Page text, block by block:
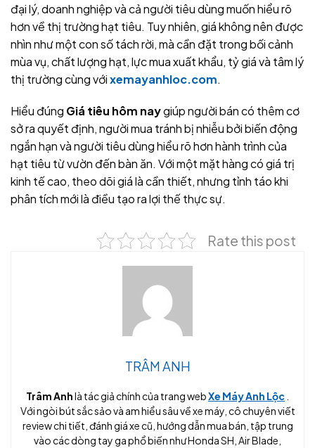
đại lý, doanh nghiệp và cả người tiêu dùng muốn hiểu rõ
hơn về thị trường hạt tiêu. Tuy nhiên, giá không nên được
nhìn như một con số tách rời, mà cần đặt trong bối cảnh
mùa vụ, chất lượng hạt, lực mua xuất khẩu, tỷ giá và tâm lý
thị trường cùng vớixemayanhloc.com.
Hiểu đúng Giá tiêu hôm naygiúp người bán có thêm cơ
sở ra quyết định, người mua tránh bị nhiễu bởi biến động
ngắn hạn và người tiêu dùng hiểu rõ hơn hành trình của
hạt tiêu từ vườn đến bàn ăn. Với một mặt hàng có giá trị
kinh tế cao, theo dõi giá là cần thiết, nhưng tỉnh táo khi
phân tích mới là điều tạo ra lợi thế thực sự.
Rate this post
TRÂM ANH
Trâm Anhlà tác giả chính của trang webXe Máy Anh Lộc
Với ngòi bút sắc sảo và am hiểu sâu về xe máy, cô chuyên viết
review chi tiết, đánh giá xe cũ, hướng dẫn mua bán, tập trung
vào các dòng tay ga phổ biến như Honda SH, Air Blade,